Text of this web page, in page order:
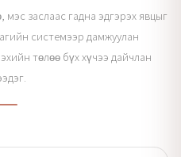
мэс заслаас гадна эдгэрэх явцыг
системээр дамжуулан
төлөө бүх хүчээ дайчлан